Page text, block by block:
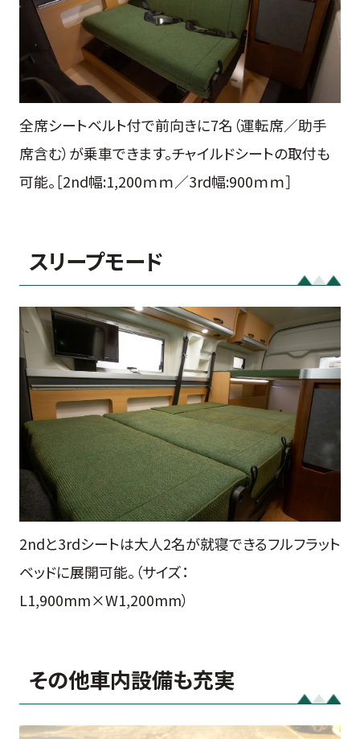
全席シートベルト付で前向きに7名（運転席／助手
席含む）が乗車できます。チャイルドシートの取付も
可能。［2nd幅:1,200ｍｍ／3rd幅:900ｍｍ］
スリープモード
2ndと3rdシートは大人2名が就寝できるフルフラット
ベッドに展開可能。（サイズ：
L1,900mm×W1,200mm）
その他車内設備も充実